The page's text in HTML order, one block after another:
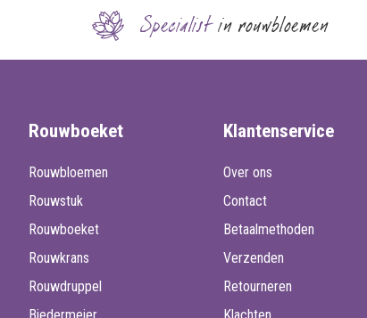
Specialistin rouwbloemen
Rouwboeket
Rouwbloemen
Rouwstuk
Rouwboeket
Rouwkrans
Rouwdruppel
Klantenservice
Over ons
Contact
Betaalmethoden
Verzenden
Retourneren